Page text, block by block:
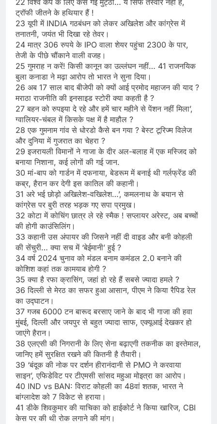
22 विश्व कप के लिए कस गई मुट्ठी… ये सिर्फ तस्वीर नहीं है,
ट्रॉफी जीतने के हथियार हैं !
23 यूपी में INDIA गठबंधन को लेकर अखिलेश और कांग्रेस में
तनातनी, जयंत भी दिखा रहे तेवर।
24 मात्र 306 रुपये के IPO वाला शेयर पहुंचा 2300 के पार,
तेजी के पीछे चौंकाने वाली वजह।
25 गुमराह न करें! किसी कानून का उल्लंघन नहीं… 41 राजनयिक
बुला कनाडा ने मढ़ा आरोप तो भारत ने सुना दिया।
26 अब 17 साल बाद बीजेपी को क्यों आई प्रमोद महाजन की याद ?
मराठा राजनीति की इनसाइड स्टोरी क्या कहती है ?
27 बहन को रुपइया दे रहे और हमें चार महीने से पेंशन नहीं मिला’,
ग्वालियर-चंबल में किसके पक्ष में है माहौल ?
28 एक गुमनाम गांव से धोरडो कैसे बन गया ? बेस्ट टूरिज्म विलेज
और दुनिया में गुजरात का चेहरा ?
29 इजरायली विमानों ने गाजा के दीर अल-बलाह में एक मस्जिद को
बनाया निशाना, कई लोगों की गई जान.
30 मां-बाप को गार्डन में दफनाया, बेडरूम में बनाई थी गर्लफ्रेंड की
कब्र, हैरान कर देगी इस कातिल की कहानी।
31 अरे भई छोड़ो अखिलेश-वखिलेश…’, कमलनाथ के बयान से
कांग्रेस पर बुरी तरह भड़क गए सपा प्रमुख।
32 कोटा में कोचिंग छात्र ले रहे स्मैक ! सप्लायर अरेस्ट, अब बच्चों
की होगी काउंसिलिंग।
33 कहानी उस अंपायर की जिसने नहीं दी वाइड और बनी कोहली
की सेंचुरी… क्या सच में ‘बेईमानी’ हुई ?
34 वर्ष 2024 चुनाव को मंडल बनाम कमंडल 2.0 बनाने की
कोशिश कहां तक कामयाब होगी ?
35 क्या है रफा क्रासिंग, जहां हो रहे हैं सबसे ज्यादा हमले ?
36 दिल्ली से मेरठ का सफर हुआ आसान, पीएम ने किया रैपिड रेल
का उद्घाटन।
37 गजब 6000 टन बारूद बरसाए जाने के बाद भी गाजा की हवा
मुंबई, दिल्ली और जयपुर से बहुत ज्यादा साफ, एक्यूआई देखकर हो
जाएंगे हैरान।
38 एलएसी की निगरानी के लिए सेना बढ़ाएगी तकनीक का इस्तेमाल,
जानिए हमें सुरक्षित रखने की कितनी है तैयारी।
39 ‘बंदूक की नोक पर दर्शन हीरानंदानी से PMO ने करवाया
साइन’, एफिडेविट पर टीएमसी सांसद महुआ मोइत्रा का आरोप।
40 IND vs BAN: विराट कोहली का 48वां शतक, भारत ने
बांग्लादेश को 7 विकेट से हराया।
41 डीके शिवकुमार की याचिका को हाईकोर्ट ने किया खारिज, CBI
केस पर की थी रोक लगाने की मांग।